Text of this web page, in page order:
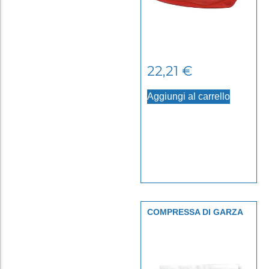
22,21 €
Aggiungi al carrello
COMPRESSA DI GARZA